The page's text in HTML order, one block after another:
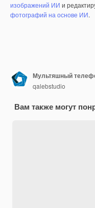
изображений ИИ и
фотографий на основе ИИ.
Мультяшный
qalebstudio
Вам также могут